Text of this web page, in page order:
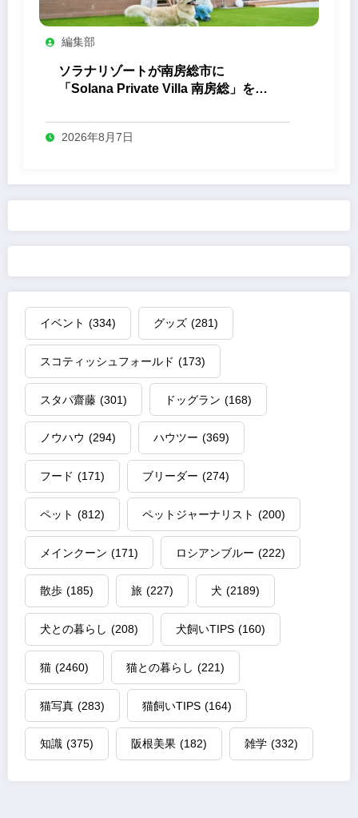
編集部
ソラナリゾートが南房総市に
「Solana Private Villa 南房総」を開
2026年8月7日
イベント (334) グッズ (281)
スコティッシュフォールド (173)
スタパ齋藤 (301) ドッグラン (168)
ノウハウ (294) ハウツー (369)
フード (171) ブリーダー (274)
ペット (812) ペットジャーナリスト (200)
メインクーン (171) ロシアンブルー (222)
散歩 (185) 旅 (227) 犬 (2189)
犬との暮らし (208) 犬飼いTIPS (160)
猫 (2460) 猫との暮らし (221)
猫写真 (283) 猫飼いTIPS (164)
知識 (375) 阪根美果 (182) 雑学 (332)